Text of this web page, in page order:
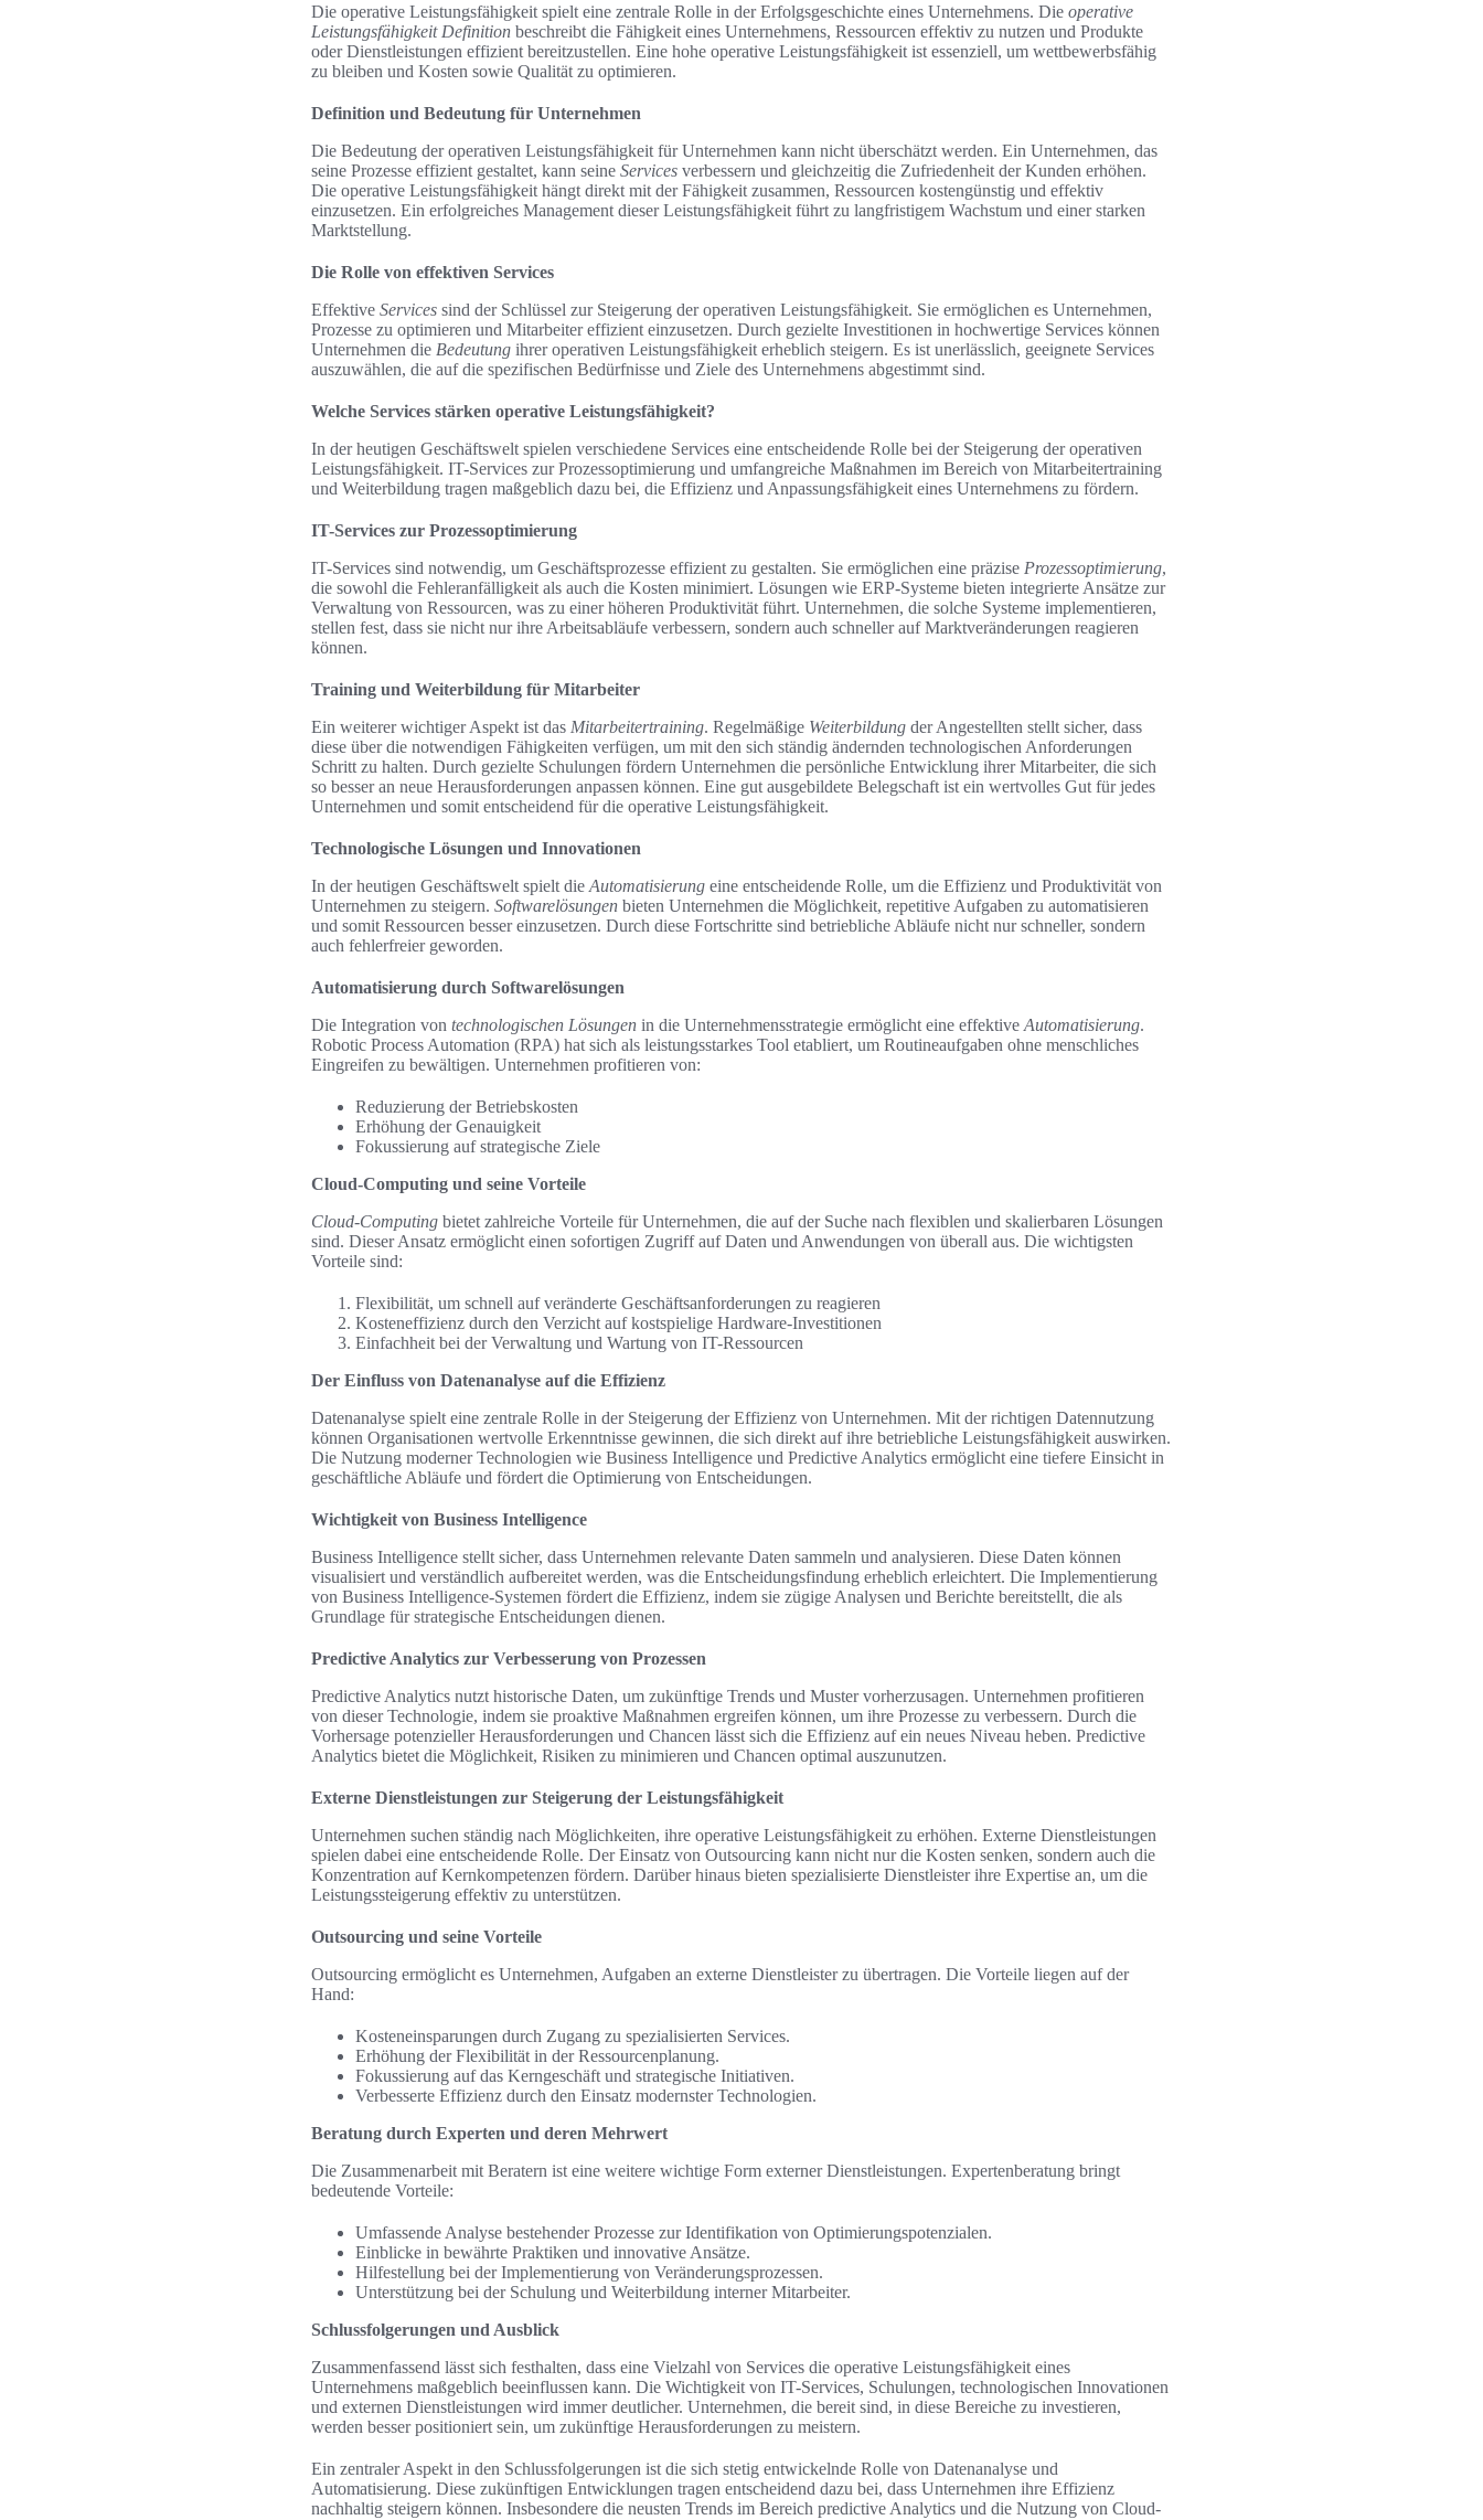
Die operative Leistungsfähigkeit spielt eine zentrale Rolle in der Erfolgsgeschichte eines Unternehmens. Die operative
Leistungsfähigkeit Definition beschreibt die Fähigkeit eines Unternehmens, Ressourcen effektiv zu nutzen und Produkte
oder Dienstleistungen effizient bereitzustellen. Eine hohe operative Leistungsfähigkeit ist essenziell, um wettbewerbsfähig
zu bleiben und Kosten sowie Qualität zu optimieren.
Definition und Bedeutung für Unternehmen
Die Bedeutung der operativen Leistungsfähigkeit für Unternehmen kann nicht überschätzt werden. Ein Unternehmen, das
seine Prozesse effizient gestaltet, kann seine Services verbessern und gleichzeitig die Zufriedenheit der Kunden erhöhen.
Die operative Leistungsfähigkeit hängt direkt mit der Fähigkeit zusammen, Ressourcen kostengünstig und effektiv
einzusetzen. Ein erfolgreiches Management dieser Leistungsfähigkeit führt zu langfristigem Wachstum und einer starken
Marktstellung.
Die Rolle von effektiven Services
Effektive Services sind der Schlüssel zur Steigerung der operativen Leistungsfähigkeit. Sie ermöglichen es Unternehmen,
Prozesse zu optimieren und Mitarbeiter effizient einzusetzen. Durch gezielte Investitionen in hochwertige Services können
Unternehmen die Bedeutung ihrer operativen Leistungsfähigkeit erheblich steigern. Es ist unerlässlich, geeignete Services
auszuwählen, die auf die spezifischen Bedürfnisse und Ziele des Unternehmens abgestimmt sind.
Welche Services stärken operative Leistungsfähigkeit?
In der heutigen Geschäftswelt spielen verschiedene Services eine entscheidende Rolle bei der Steigerung der operativen
Leistungsfähigkeit. IT-Services zur Prozessoptimierung und umfangreiche Maßnahmen im Bereich von Mitarbeitertraining
und Weiterbildung tragen maßgeblich dazu bei, die Effizienz und Anpassungsfähigkeit eines Unternehmens zu fördern.
IT-Services zur Prozessoptimierung
IT-Services sind notwendig, um Geschäftsprozesse effizient zu gestalten. Sie ermöglichen eine präzise Prozessoptimierung,
die sowohl die Fehleranfälligkeit als auch die Kosten minimiert. Lösungen wie ERP-Systeme bieten integrierte Ansätze zur
Verwaltung von Ressourcen, was zu einer höheren Produktivität führt. Unternehmen, die solche Systeme implementieren,
stellen fest, dass sie nicht nur ihre Arbeitsabläufe verbessern, sondern auch schneller auf Marktveränderungen reagieren
können.
Training und Weiterbildung für Mitarbeiter
Ein weiterer wichtiger Aspekt ist das Mitarbeitertraining. Regelmäßige Weiterbildung der Angestellten stellt sicher, dass
diese über die notwendigen Fähigkeiten verfügen, um mit den sich ständig ändernden technologischen Anforderungen
Schritt zu halten. Durch gezielte Schulungen fördern Unternehmen die persönliche Entwicklung ihrer Mitarbeiter, die sich
so besser an neue Herausforderungen anpassen können. Eine gut ausgebildete Belegschaft ist ein wertvolles Gut für jedes
Unternehmen und somit entscheidend für die operative Leistungsfähigkeit.
Technologische Lösungen und Innovationen
In der heutigen Geschäftswelt spielt die Automatisierung eine entscheidende Rolle, um die Effizienz und Produktivität von
Unternehmen zu steigern. Softwarelösungen bieten Unternehmen die Möglichkeit, repetitive Aufgaben zu automatisieren
und somit Ressourcen besser einzusetzen. Durch diese Fortschritte sind betriebliche Abläufe nicht nur schneller, sondern
auch fehlerfreier geworden.
Automatisierung durch Softwarelösungen
Die Integration von technologischen Lösungen in die Unternehmensstrategie ermöglicht eine effektive Automatisierung.
Robotic Process Automation (RPA) hat sich als leistungsstarkes Tool etabliert, um Routineaufgaben ohne menschliches
Eingreifen zu bewältigen. Unternehmen profitieren von:
Reduzierung der Betriebskosten
Erhöhung der Genauigkeit
Fokussierung auf strategische Ziele
Cloud-Computing und seine Vorteile
Cloud-Computing bietet zahlreiche Vorteile für Unternehmen, die auf der Suche nach flexiblen und skalierbaren Lösungen
sind. Dieser Ansatz ermöglicht einen sofortigen Zugriff auf Daten und Anwendungen von überall aus. Die wichtigsten
Vorteile sind:
Flexibilität, um schnell auf veränderte Geschäftsanforderungen zu reagieren
Kosteneffizienz durch den Verzicht auf kostspielige Hardware-Investitionen
Einfachheit bei der Verwaltung und Wartung von IT-Ressourcen
Der Einfluss von Datenanalyse auf die Effizienz
Datenanalyse spielt eine zentrale Rolle in der Steigerung der Effizienz von Unternehmen. Mit der richtigen Datennutzung
können Organisationen wertvolle Erkenntnisse gewinnen, die sich direkt auf ihre betriebliche Leistungsfähigkeit auswirken.
Die Nutzung moderner Technologien wie Business Intelligence und Predictive Analytics ermöglicht eine tiefere Einsicht in
geschäftliche Abläufe und fördert die Optimierung von Entscheidungen.
Wichtigkeit von Business Intelligence
Business Intelligence stellt sicher, dass Unternehmen relevante Daten sammeln und analysieren. Diese Daten können
visualisiert und verständlich aufbereitet werden, was die Entscheidungsfindung erheblich erleichtert. Die Implementierung
von Business Intelligence-Systemen fördert die Effizienz, indem sie zügige Analysen und Berichte bereitstellt, die als
Grundlage für strategische Entscheidungen dienen.
Predictive Analytics zur Verbesserung von Prozessen
Predictive Analytics nutzt historische Daten, um zukünftige Trends und Muster vorherzusagen. Unternehmen profitieren
von dieser Technologie, indem sie proaktive Maßnahmen ergreifen können, um ihre Prozesse zu verbessern. Durch die
Vorhersage potenzieller Herausforderungen und Chancen lässt sich die Effizienz auf ein neues Niveau heben. Predictive
Analytics bietet die Möglichkeit, Risiken zu minimieren und Chancen optimal auszunutzen.
Externe Dienstleistungen zur Steigerung der Leistungsfähigkeit
Unternehmen suchen ständig nach Möglichkeiten, ihre operative Leistungsfähigkeit zu erhöhen. Externe Dienstleistungen
spielen dabei eine entscheidende Rolle. Der Einsatz von Outsourcing kann nicht nur die Kosten senken, sondern auch die
Konzentration auf Kernkompetenzen fördern. Darüber hinaus bieten spezialisierte Dienstleister ihre Expertise an, um die
Leistungssteigerung effektiv zu unterstützen.
Outsourcing und seine Vorteile
Outsourcing ermöglicht es Unternehmen, Aufgaben an externe Dienstleister zu übertragen. Die Vorteile liegen auf der
Hand:
Kosteneinsparungen durch Zugang zu spezialisierten Services.
Erhöhung der Flexibilität in der Ressourcenplanung.
Fokussierung auf das Kerngeschäft und strategische Initiativen.
Verbesserte Effizienz durch den Einsatz modernster Technologien.
Beratung durch Experten und deren Mehrwert
Die Zusammenarbeit mit Beratern ist eine weitere wichtige Form externer Dienstleistungen. Expertenberatung bringt
bedeutende Vorteile:
Umfassende Analyse bestehender Prozesse zur Identifikation von Optimierungspotenzialen.
Einblicke in bewährte Praktiken und innovative Ansätze.
Hilfestellung bei der Implementierung von Veränderungsprozessen.
Unterstützung bei der Schulung und Weiterbildung interner Mitarbeiter.
Schlussfolgerungen und Ausblick
Zusammenfassend lässt sich festhalten, dass eine Vielzahl von Services die operative Leistungsfähigkeit eines
Unternehmens maßgeblich beeinflussen kann. Die Wichtigkeit von IT-Services, Schulungen, technologischen Innovationen
und externen Dienstleistungen wird immer deutlicher. Unternehmen, die bereit sind, in diese Bereiche zu investieren,
werden besser positioniert sein, um zukünftige Herausforderungen zu meistern.
Ein zentraler Aspekt in den Schlussfolgerungen ist die sich stetig entwickelnde Rolle von Datenanalyse und
Automatisierung. Diese zukünftigen Entwicklungen tragen entscheidend dazu bei, dass Unternehmen ihre Effizienz
nachhaltig steigern können. Insbesondere die neusten Trends im Bereich predictive Analytics und die Nutzung von Cloud-